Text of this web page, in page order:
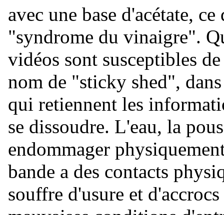
avec une base d'acétate,
"syndrome du vinaigre".
vidéos sont susceptibles
nom de "sticky shed",
qui retiennent les
se dissoudre. L'eau, la
endommager
bande a des contacts
souffre d'usure et